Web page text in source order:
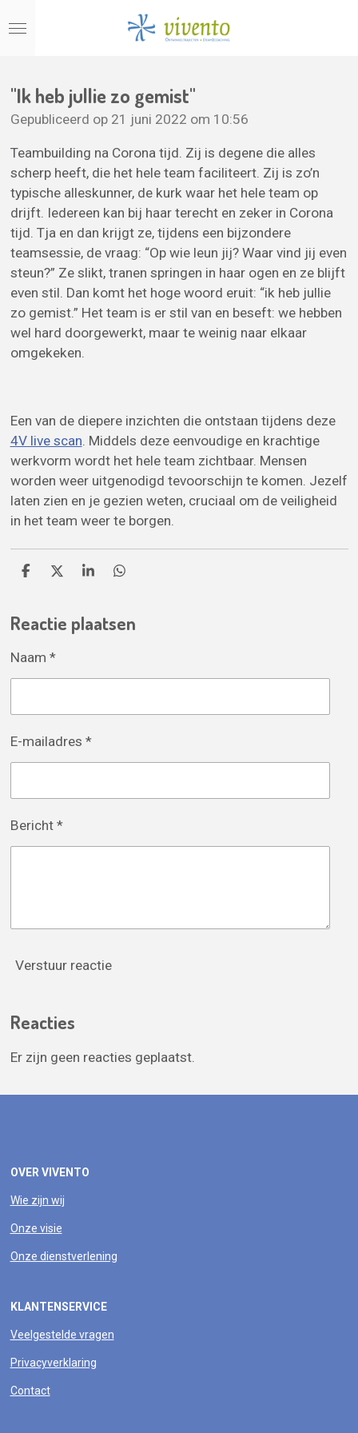
direct
hoofdinhoud
"Ik heb jullie zo gemist"
Gepubliceerd op 21 juni 2022 om 10:56
Teambuilding na Corona tijd. Zij is degene die alles
scherp heeft, die het hele team faciliteert. Zij is zo’n
typische alleskunner, de kurk waar het hele team op
drijft. Iedereen kan bij haar terecht en zeker in Corona
tijd. Tja en dan krijgt ze, tijdens een bijzondere
teamsessie, de vraag: “Op wie leun jij? Waar vind jij even
steun?” Ze slikt, tranen springen in haar ogen en ze blijft
even stil. Dan komt het hoge woord eruit: “ik heb jullie
zo gemist.” Het team is er stil van en beseft: we hebben
wel hard doorgewerkt, maar te weinig naar elkaar
omgekeken.
Een van de diepere inzichten die ontstaan tijdens deze
4V live scan. Middels deze eenvoudige en krachtige
werkvorm wordt het hele team zichtbaar. Mensen
worden weer uitgenodigd tevoorschijn te komen. Jezelf
laten zien en je gezien weten, cruciaal om de veiligheid
in het team weer te borgen.
D
e
D
l
S
r
D
e
Reactie plaatsen
Naam *
E-mailadres *
Bericht *
Verstuur reactie
Reacties
Er zijn geen reacties geplaatst.
OVER VIVENTO
Wie zijn wij
Onze visie
Onze dienstverlening
KLANTENSERVICE
Veelgestelde vragen
Privacyverklaring
Contact